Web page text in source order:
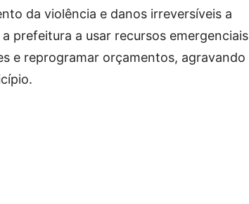
da violência e danos irreversíveis a
prefeitura a usar recursos emergenciais
e reprogramar orçamentos, agravando